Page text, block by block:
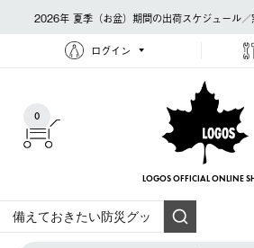
2026年 夏季（お盆）期間の出荷スケジュール／
ログイン
0
LOGOS OFFICIAL ONLINE